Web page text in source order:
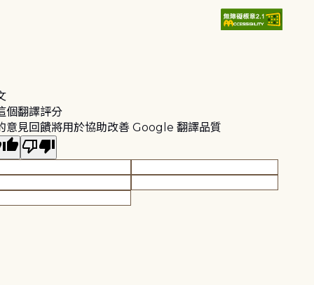
個翻譯評分
意見回饋將用於協助改善 Google 翻譯品質